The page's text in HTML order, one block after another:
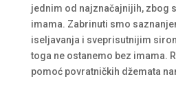
jednim od najznačajnijih, zbog
imama. Zabrinuti smo
iseljavanja i sveprisutnijim
toga ne ostanemo bez imama.
pomoć povratničkih džemata